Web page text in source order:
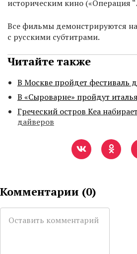
историческим кино («Операция
Все фильмы демонстрируются
с русскими субтитрами.
Читайте также
В Москве пройдет фестиваль
В «Сыроварне» пройдут
Греческий остров Кеа
дайверов
Комментарии (0)